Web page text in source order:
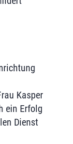
Kasper
ein Erfolg
Dienst